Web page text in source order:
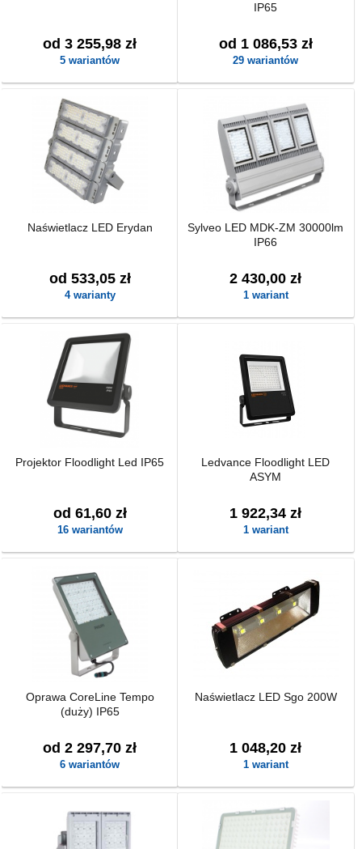
od 3 255,98 zł
5 wariantów
IP65
od 1 086,53 zł
29 wariantów
Naświetlacz LED Erydan
od 533,05 zł
4 warianty
Sylveo LED MDK-ZM 30000lm
IP66
2 430,00 zł
1 wariant
Projektor Floodlight Led IP65
od 61,60 zł
16 wariantów
Ledvance Floodlight LED
ASYM
1 922,34 zł
1 wariant
Oprawa CoreLine Tempo
(duży) IP65
od 2 297,70 zł
6 wariantów
Naświetlacz LED Sgo 200W
1 048,20 zł
1 wariant